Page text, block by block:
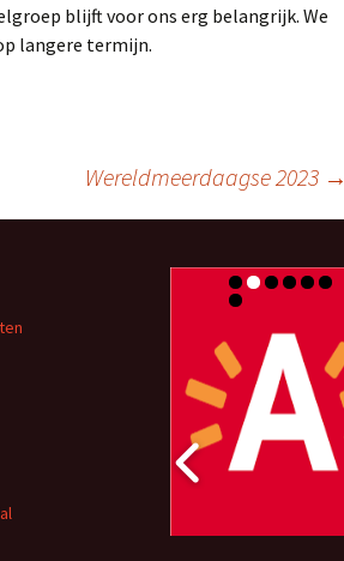
blijft voor ons erg belangrijk. We
langere termijn.
Wereldmeerdaagse 2023 →